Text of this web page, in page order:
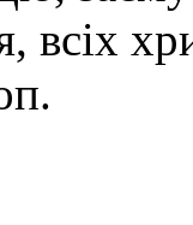
всіх